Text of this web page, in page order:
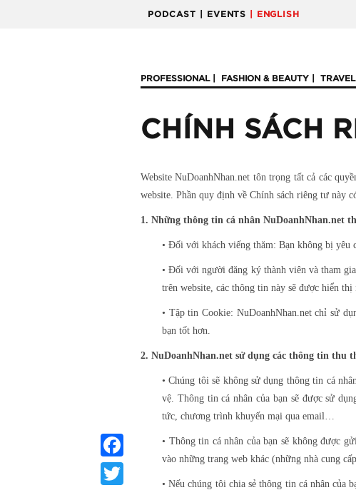
PODCAST | EVENTS | ENGLISH
PROFESSIONAL FASHION & BEAUTY
CHÍNH SÁCH
Website NuDoanhNhan.net tôn trọng tất cả các
website. Phần quy định về Chính sách riêng tư này
1. Những thông tin cá nhân NuDoanhNhan.net
• Đối với khách viếng thăm: Bạn không bị yêu
• Đối với người đăng ký thành viên và tham
trên website, các thông tin này sẽ được hiển
• Tập tin Cookie: NuDoanhNhan.net chỉ sử
bạn tốt hơn.
2. NuDoanhNhan.net sử dụng các thông tin thu
• Chúng tôi sẽ không sử dụng thông tin cá
vệ. Thông tin cá nhân của bạn sẽ được sử
tức, chương trình khuyến mại qua email…
• Thông tin cá nhân của bạn sẽ không được
vào những trang web khác (những nhà cung
• Nếu chúng tôi chia sẻ thông tin cá nhân của
Facebook